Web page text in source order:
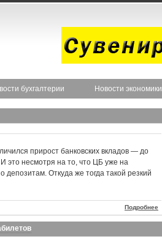
бухгалтерии Новости экономики
прирост банковских вкладов — до
это несмотря на то, что ЦБ уже на
депозитам. Откуда же тогда такой резкий
Подробнее